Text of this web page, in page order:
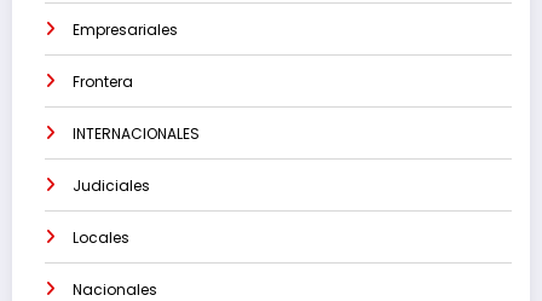
Empresariales
Frontera
INTERNACIONALES
Judiciales
Locales
Nacionales